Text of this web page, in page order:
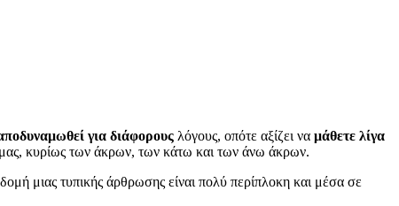
για διάφορους λόγους, οπότε αξίζει να μάθετε λίγα
μας, κυρίως των άκρων, των κάτω και των άνω άκρων.
μιας τυπικής άρθρωσης είναι πολύ περίπλοκη και μέσα σε